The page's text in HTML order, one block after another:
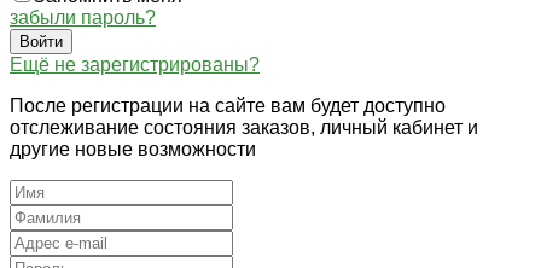
забыли пароль?
Войти
Ещё не зарегистрированы?
После регистрации на сайте вам будет доступно
отслеживание состояния заказов, личный кабинет и
другие новые возможности